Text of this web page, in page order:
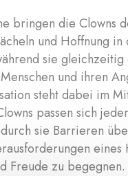
bringen die Clowns
und Hoffnung in
sie gleichzeitig
und ihren
steht dabei im
passen sich
sie Barrieren
eines
Freude zu begegnen.